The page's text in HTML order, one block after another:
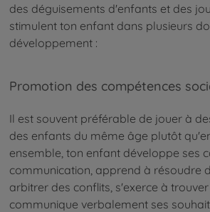
des déguisements d'enfants et des
stimulent ton enfant dans plusieurs
développement :
Promotion des compétences
Il est souvent préférable de jouer à
des enfants du même âge plutôt
ensemble, ton enfant développe ses
communication, apprend à résoudre
arbitrer des conflits, s'exerce à
communique verbalement ses